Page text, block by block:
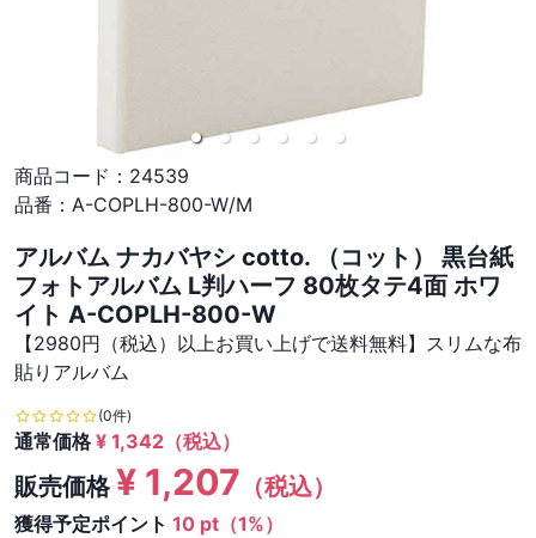
商品コード： 24539
品番： A-COPLH-800-W/M
アルバム ナカバヤシ cotto. （コット） 黒台紙
フォトアルバム L判ハーフ 80枚タテ4面 ホワ
イト A-COPLH-800-W
【2980円（税込）以上お買い上げで送料無料】スリムな布
貼りアルバム
(0件)
通常価格¥ 1,342 （税込）
販売価格¥ 1,207 （税込）
獲得予定ポイント 10 pt（1%）